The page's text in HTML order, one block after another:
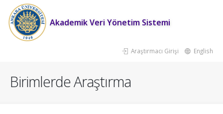
Akademik Veri Yönetim Sistemi
Araştırmacı Girişi English
Birimlerde Araştırma